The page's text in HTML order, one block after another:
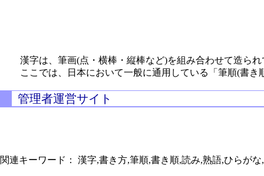
漢字は、筆画(点・横棒・縦棒など)を組み合わせて造ら
ここでは、日本において一般に通用している「筆順(書
管理者運営サイト
関連キーワード： 漢字,書き方,筆順,書き順,読み,熟語,ひらが